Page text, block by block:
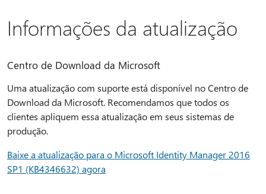
Informações da atualização
Centro de Download da Microsoft
Uma atualização com suporte está disponível no Centro de
Download da Microsoft. Recomendamos que todos os
clientes apliquem essa atualização em seus sistemas de
produção.
Baixe a atualização para o Microsoft Identity Manager 2016
SP1 (KB4346632) agora